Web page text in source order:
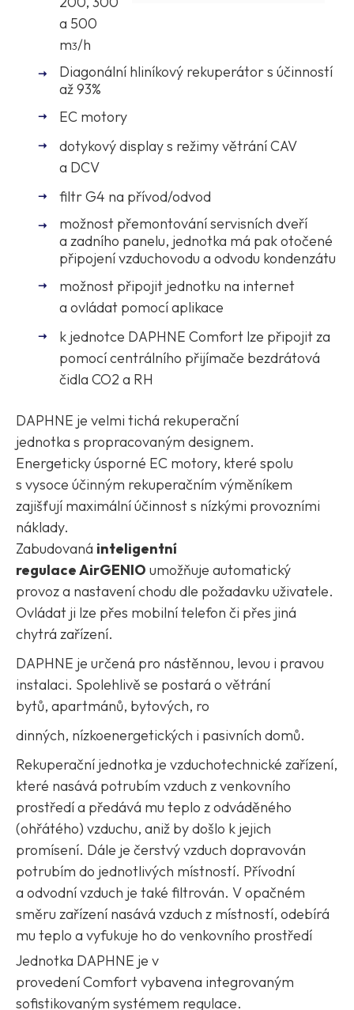
a 500
m3/h
Diagonální hliníkový rekuperátor s účinností
až 93%
EC motory
dotykový display s režimy větrání CAV
a DCV
filtr G4 na přívod/odvod
možnost přemontování servisních dveří
a zadního panelu, jednotka má pak otočené
připojení vzduchovodu a odvodu kondenzátu
možnost připojit jednotku na internet
a ovládat pomocí aplikace
k jednotce DAPHNE Comfort lze připojit za
pomocí centrálního přijímače bezdrátová
čidla CO2 a RH
DAPHNE je velmi tichá rekuperační
jednotka s propracovaným designem.
Energeticky úsporné EC motory, které spolu
s vysoce účinným rekuperačním výměníkem
zajišťují maximální účinnost s nízkými provozními
náklady.
Zabudovaná inteligentní
regulace AirGENIO umožňuje automatický
provoz a nastavení chodu dle požadavku uživatele.
Ovládat ji lze přes mobilní telefon či přes jiná
chytrá zařízení.
DAPHNE je určená pro nástěnnou, levou i pravou
instalaci. Spolehlivě se postará o větrání
bytů, apartmánů, bytových, ro
dinných, nízkoenergetických i pasivních domů.
Rekuperační jednotka je vzduchotechnické zařízení,
které nasává potrubím vzduch z venkovního
prostředí a předává mu teplo z odváděného
(ohřátého) vzduchu, aniž by došlo k jejich
promísení. Dále je čerstvý vzduch dopravován
potrubím do jednotlivých místností. Přívodní
a odvodní vzduch je také filtrován. V opačném
směru zařízení nasává vzduch z místností, odebírá
mu teplo a vyfukuje ho do venkovního prostředí
Jednotka DAPHNE je v
provedeníComfortvybavena integrovaným
sofistikovaným systémem regulace.